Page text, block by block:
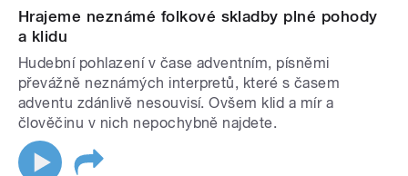
Hrajeme neznámé folkové skladby plné pohody
a klidu
Hudební pohlazení v čase adventním, písněmi
převážně neznámých interpretů, které s časem
adventu zdánlivě nesouvisí. Ovšem klid a mír a
člověčinu v nich nepochybně najdete.